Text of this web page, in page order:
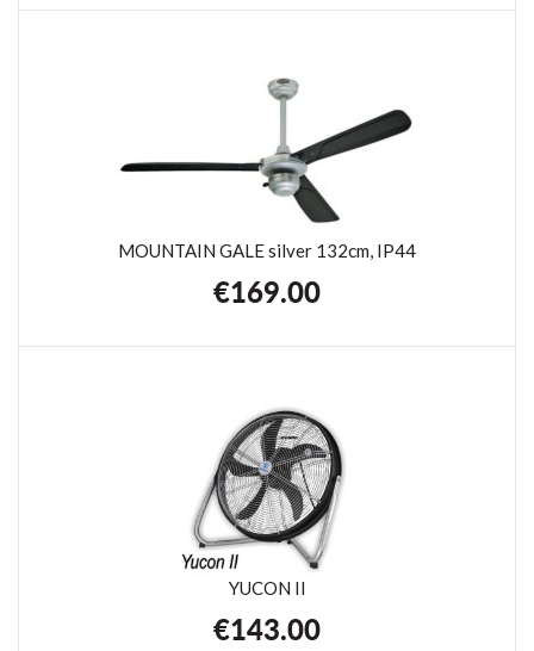
MOUNTAIN GALE silver 132cm, IP44
€169.00
YUCON II
€143.00